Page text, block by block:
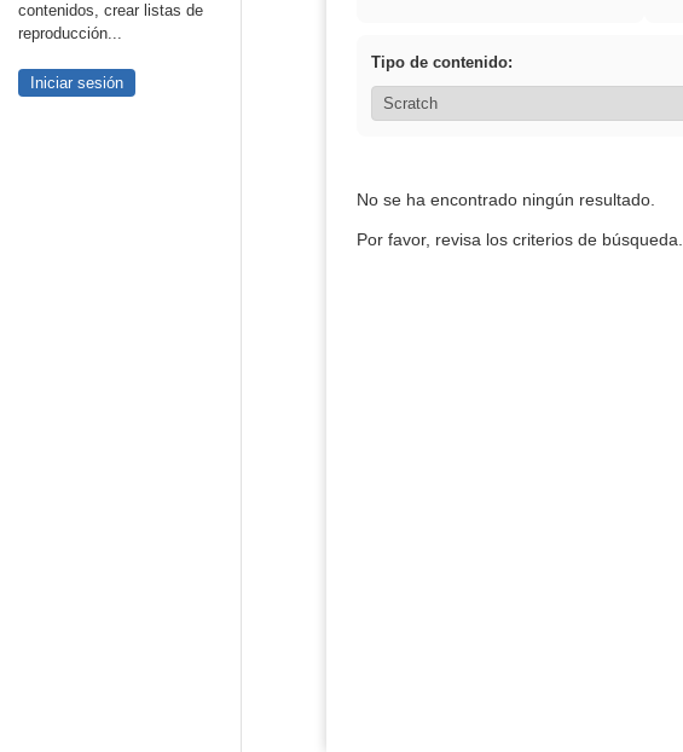
contenidos, crear listas de
reproducción...
Iniciar sesión
Tipo de contenido:
No se ha encontrado ningún resultado.
Por favor, revisa los criterios de búsqueda.